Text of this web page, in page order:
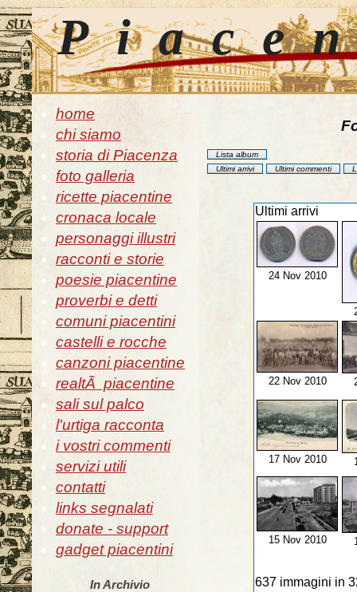
home
chi siamo
storia di Piacenza
foto galleria
ricette piacentine
cronaca locale
personaggi illustri
racconti e storie
poesie piacentine
proverbi e detti
comuni piacentini
castelli e rocche
canzoni piacentine
realtÃ piacentine
sali sul palco
l'urtiga racconta
i vostri commenti
servizi utili
contatti
links segnalati
donate - support
gadget piacentini
In Archivio
Lista album
Ultimi arrivi
Ultimi commenti
Ultimi arrivi
24 Nov 2010
22 Nov 2010
17 Nov 2010
15 Nov 2010
637 immagini in